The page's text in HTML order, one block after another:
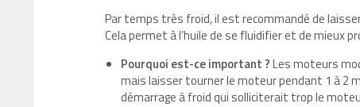
Par temps très froid, il est recommandé de
Cela permet à l’huile de se fluidifier et de mieux
Pourquoi est-ce important ?Les moteurs
mais laisser tourner le moteur pendant 1 à 2
démarrage à froid qui solliciterait trop le